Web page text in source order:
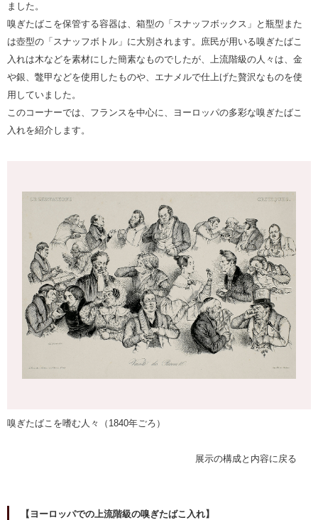
ました。
嗅ぎたばこを保管する容器は、箱型の「スナッフボックス」と瓶型また
は壺型の「スナッフボトル」に大別されます。庶民が用いる嗅ぎたばこ
入れは木などを素材にした簡素なものでしたが、上流階級の人々は、金
や銀、鼈甲などを使用したものや、エナメルで仕上げた贅沢なものを使
用していました。
このコーナーでは、フランスを中心に、ヨーロッパの多彩な嗅ぎたばこ
入れを紹介します。
嗅ぎたばこを嗜む人々（1840年ごろ）
展示の構成と内容に戻る
【ヨーロッパでの上流階級の嗅ぎたばこ入れ】